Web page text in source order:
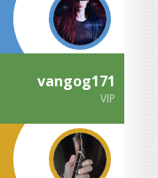
vangog171
VIP